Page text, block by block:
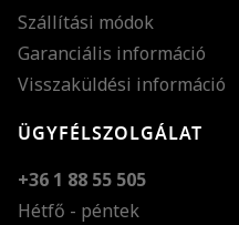
Szállítási módok
Garanciális információ
Visszaküldési információ
ÜGYFÉLSZOLGÁLAT
+36 1 88 55 505
Hétfő - péntek